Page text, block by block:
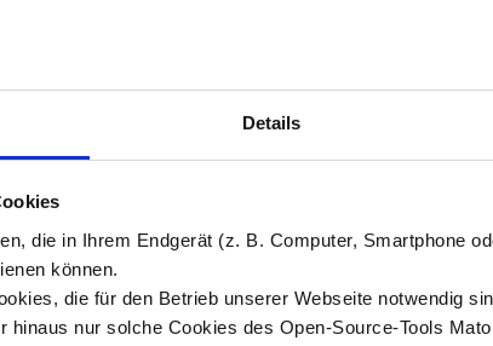
Details
die in Ihrem Endgerät (z. B. Computer, Smartphone
können.
die für den Betrieb unserer Webseite notwendig
hinaus nur solche Cookies des Open-Source-Tools
di
materiale fotografico sono detenuti daDas